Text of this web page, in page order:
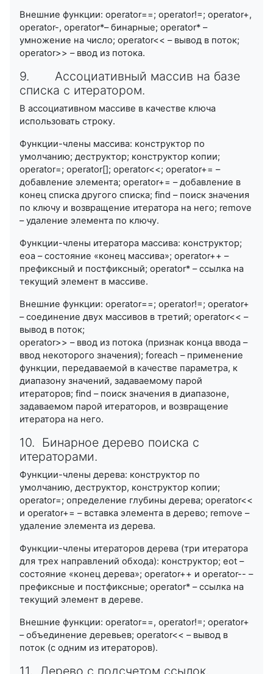
Внешние функции: operator==; operator!=; operator+,
operator-, operator*– бинарные; operator* –
умножение на число; operator<< – вывод в поток;
operator>> – ввод из потока.
9. Ассоциативный массив на базе
списка с итератором.
В ассоциативном массиве в качестве ключа
использовать строку.
Функции-члены массива: конструктор по
умолчанию; деструктор; конструктор копии;
operator=; operator[]; operator<<; operator+= –
добавление элемента; operator+= – добавление в
конец списка другого списка; find – поиск значения
по ключу и возвращение итератора на него; remove
– удаление элемента по ключу.
Функции-члены итератора массива: конструктор;
eoa – состояние «конец массива»; operator++ –
префиксный и постфиксный; operator* – ссылка на
текущий элемент в массиве.
Внешние функции: operator==; operator!=; operator+
– соединение двух массивов в третий; operator<< –
вывод в поток;
operator>> – ввод из потока (признак конца ввода –
ввод некоторого значения); foreach – применение
функции, передаваемой в качестве параметра, к
диапазону значений, задаваемому парой
итераторов; find – поиск значения в диапазоне,
задаваемом парой итераторов, и возвращение
итератора на него.
10. Бинарное дерево поиска с
итераторами.
Функции-члены дерева: конструктор по
умолчанию, деструктор, конструктор копии;
operator=; определение глубины дерева; operator<<
и operator+= – вставка элемента в дерево; remove –
удаление элемента из дерева.
Функции-члены итераторов дерева (три итератора
для трех направлений обхода): конструктор; eot –
состояние «конец дерева»; operator++ и operator-- –
префиксные и постфиксные; operator* – ссылка на
текущий элемент в дереве.
Внешние функции: operator==, operator!=; operator+
– объединение деревьев; operator<< – вывод в
поток (с одним из итераторов).
11. Дерево с подсчетом ссылок.